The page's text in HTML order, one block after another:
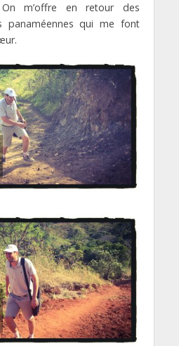
m’offre en retour des
panaméennes qui me font